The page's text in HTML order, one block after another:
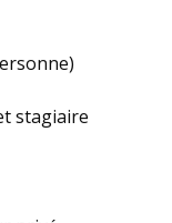
stagiaire